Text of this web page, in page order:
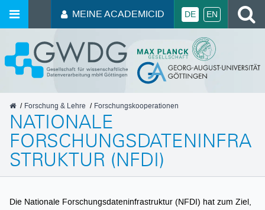
MEINE ACADEMICID DE EN
GWDG
Forschung & Lehre Forschungskooperationen
NATIONALE
FORSCHUNGSDATENINFRA
STRUKTUR (NFDI)
Die Nationale Forschungsdateninfrastruktur (NFDI) hat zum Ziel,